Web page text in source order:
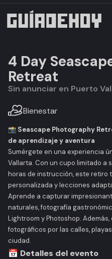
4 Day
Retreat
Sin anunciar en Puerto
Bienestar
📸 Seascape Photography
de aprendizaje y aventura
Sumérgete en una experiencia
Vallarta. Con un cupo limitado a
horas de instrucción, este retiro
personalizada y lecciones
Aprende a capturar
naturales, fotografía
Lightroom y Photoshop.
fotográficos por las calles,
ciudad.
📅 Detalles del evento